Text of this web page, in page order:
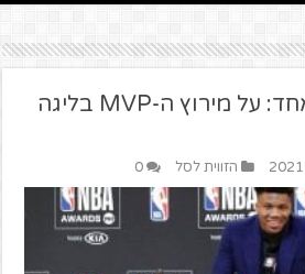
חמישה בעקבות אחד: על מירוץ ה-MVP בליגה
הזווית לסל 0